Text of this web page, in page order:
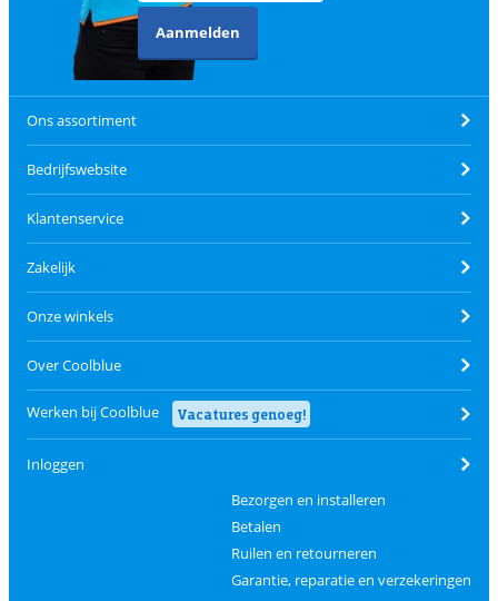
Aanmelden
Ons assortiment
Bedrijfswebsite
Klantenservice
Zakelijk
Onze winkels
Over Coolblue
Werken bij Coolblue Vacatures genoeg!
Inloggen
Bezorgen en installeren
Betalen
Ruilen en retourneren
Garantie, reparatie en verzekeringen